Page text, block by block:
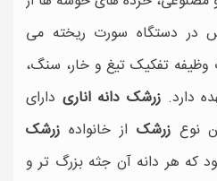
در دستگاه سورت ریخته می
وظیفه تفکیک تیغ و خار، سنگ،
دارد. زرشک دانه اناری دارای
نوعزرشک از خانواده زرشک
هر دانه آن جثه بزرگ تر و